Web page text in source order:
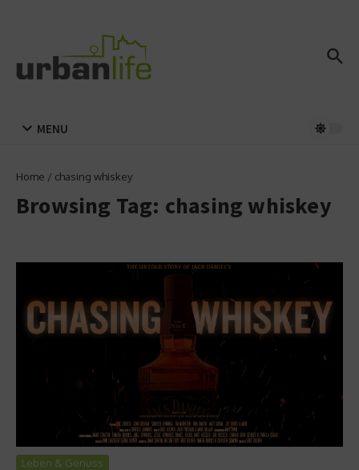
MENU
Home / chasing whiskey
Browsing Tag: chasing whiskey
Leben & Genuss